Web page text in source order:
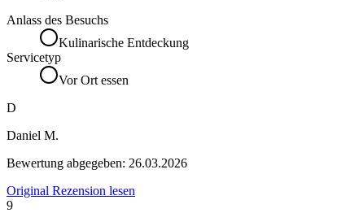
Anlass des Besuchs
Kulinarische Entdeckung
Servicetyp
Vor Ort essen
D
Daniel M.
Bewertung abgegeben: 26.03.2026
Original Rezension lesen
9